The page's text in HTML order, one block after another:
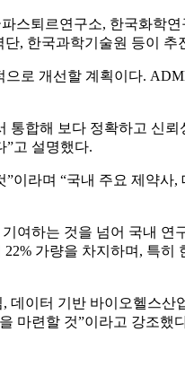
스퇴르연구소, 한국화학연
, 한국과학기술원 등이 추
로 개선할 계획이다.
통합해 보다 정확하고 신뢰
”고 설명했다.
이라며 “국내 주요 제약사,
여하는 것을 넘어 국내 연
가량을 차지하며, 특히
데이터 기반 바이오헬스산
마련할 것”이라고 강조했